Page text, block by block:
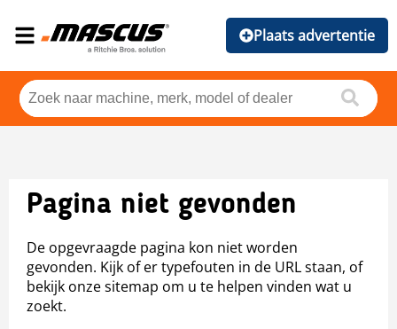
Plaats advertentie
Pagina niet gevonden
De opgevraagde pagina kon niet worden
gevonden. Kijk of er typefouten in de URL staan, of
bekijk onze sitemap om u te helpen vinden wat u
zoekt.